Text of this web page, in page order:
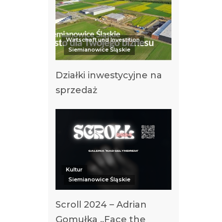
Wirtschaft und Investition
Siemianowice Śląskie
Działki inwestycyjne na
sprzedaż
Kultur
Siemianowice Śląskie
Scroll 2024 – Adrian
Gomułka „Face the